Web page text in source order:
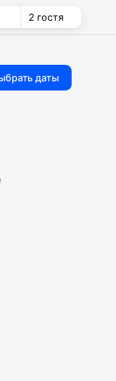
2 гостя
даты